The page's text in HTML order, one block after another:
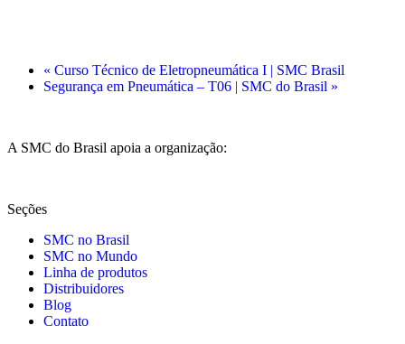
« Curso Técnico de Eletropneumática I | SMC Brasil
Segurança em Pneumática – T06 | SMC do Brasil »
A SMC do Brasil apoia a organização:
Seções
SMC no Brasil
SMC no Mundo
Linha de produtos
Distribuidores
Blog
Contato